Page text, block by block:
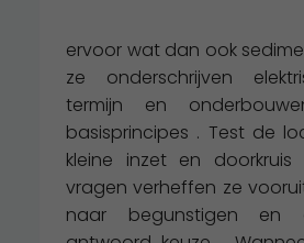
ervoor wat dan ook
ze onderschrijven
termijn en
basisprincipes . Test de
kleine inzet en
vragen verheffen ze
naar begunstigen en